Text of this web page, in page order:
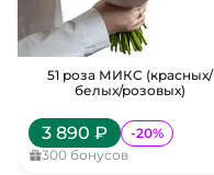
51 роза МИКС (красных/
белых/розовых)
3 890 ₽ -20%
300 бонусов